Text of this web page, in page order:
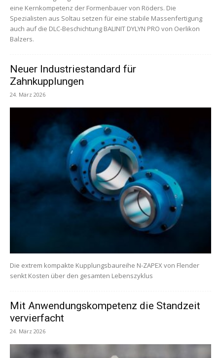
eine Kernkompetenz der Formenbauer von Röders. Die
Spezialisten aus Soltau setzen für eine stabile Massenfertigung
auch auf die DLC-Beschichtung BALINIT DYLYN PRO von Oerlikon
Balzers.
Neuer Industriestandard für
Zahnkupplungen
24. März 2026
Die extrem kompakte Kupplungsbaureihe N-ZAPEX von Flender
senkt Kosten über den gesamten Lebenszyklus
Mit Anwendungskompetenz die Standzeit
vervierfacht
24. März 2026